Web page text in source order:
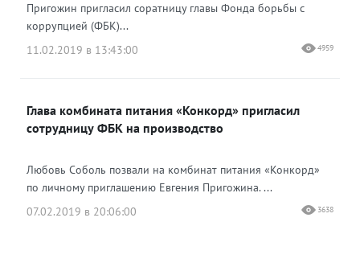
Пригожин пригласил соратницу главы Фонда борьбы с
коррупцией (ФБК)...
11.02.2019 в 13:43:00
4959
Глава комбината питания «Конкорд» пригласил
сотрудницу ФБК на производство
Любовь Соболь позвали на комбинат питания «Конкорд»
по личному приглашению Евгения Пригожина. ...
07.02.2019 в 20:06:00
3638